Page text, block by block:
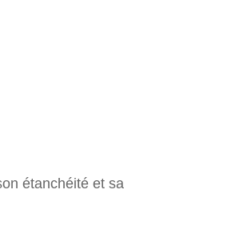
étanchéité et sa